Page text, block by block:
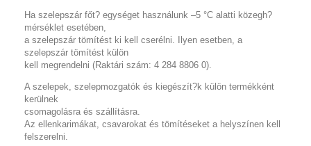
Ha szelepszár főt? egységet használunk –5 °C alatti közegh?
mérséklet esetében,
a szelepszár tömítést ki kell cserélni. Ilyen esetben, a
szelepszár tömítést külön
kell megrendelni (Raktári szám: 4 284 8806 0).
A szelepek, szelepmozgatók és kiegészít?k külön termékként
kerülnek
csomagolásra és szállításra.
Az ellenkarimákat, csavarokat és tömítéseket a helyszínen kell
felszerelni.